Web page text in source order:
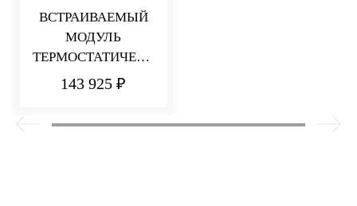
ВСТРАИВАЕМЫЙ
МОДУЛЬ
ТЕРМОСТАТИЧЕСК
ОГО СМЕСИТЕЛЯ
143 925 ₽